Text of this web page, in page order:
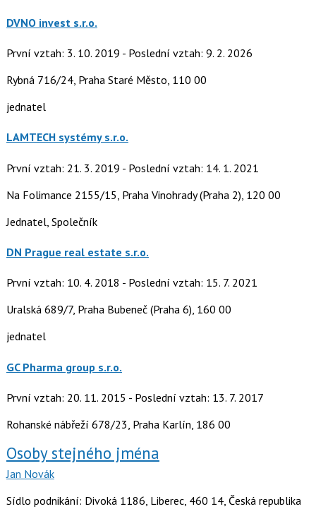
DVNO invest s.r.o.
První vztah: 3. 10. 2019 - Poslední vztah: 9. 2. 2026
Rybná 716/24, Praha Staré Město, 110 00
jednatel
LAMTECH systémy s.r.o.
První vztah: 21. 3. 2019 - Poslední vztah: 14. 1. 2021
Na Folimance 2155/15, Praha Vinohrady (Praha 2), 120 00
Jednatel, Společník
DN Prague real estate s.r.o.
První vztah: 10. 4. 2018 - Poslední vztah: 15. 7. 2021
Uralská 689/7, Praha Bubeneč (Praha 6), 160 00
jednatel
GC Pharma group s.r.o.
První vztah: 20. 11. 2015 - Poslední vztah: 13. 7. 2017
Rohanské nábřeží 678/23, Praha Karlín, 186 00
Osoby stejného jména
Jan Novák
Sídlo podnikání: Divoká 1186, Liberec, 460 14, Česká republika